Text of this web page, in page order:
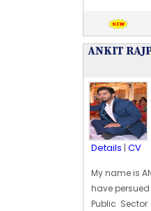
1987. I
housewife.
I have a
Edit
Profile Last
ANKIT
Details | CV
My name is
have
Public